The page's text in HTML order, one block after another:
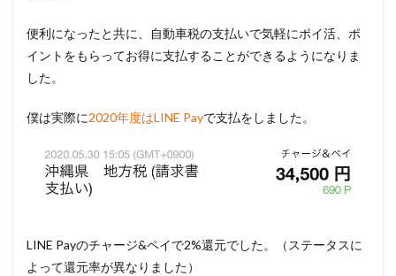
便利になったと共に、自動車税の支払いで気軽にポイ活、ポ
イントをもらってお得に支払することができるようになりま
した。
僕は実際に2020年度はLINE Payで支払をしました。
LINE Payのチャージ&ペイで2%還元でした。（ステータスに
よって還元率が異なりました）